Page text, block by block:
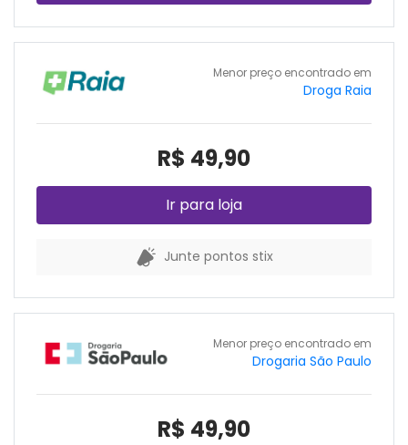
Menor preço encontrado em
Droga Raia
R$ 49,90
Ir para loja
Junte pontos stix
Menor preço encontrado em
Drogaria São Paulo
R$ 49,90